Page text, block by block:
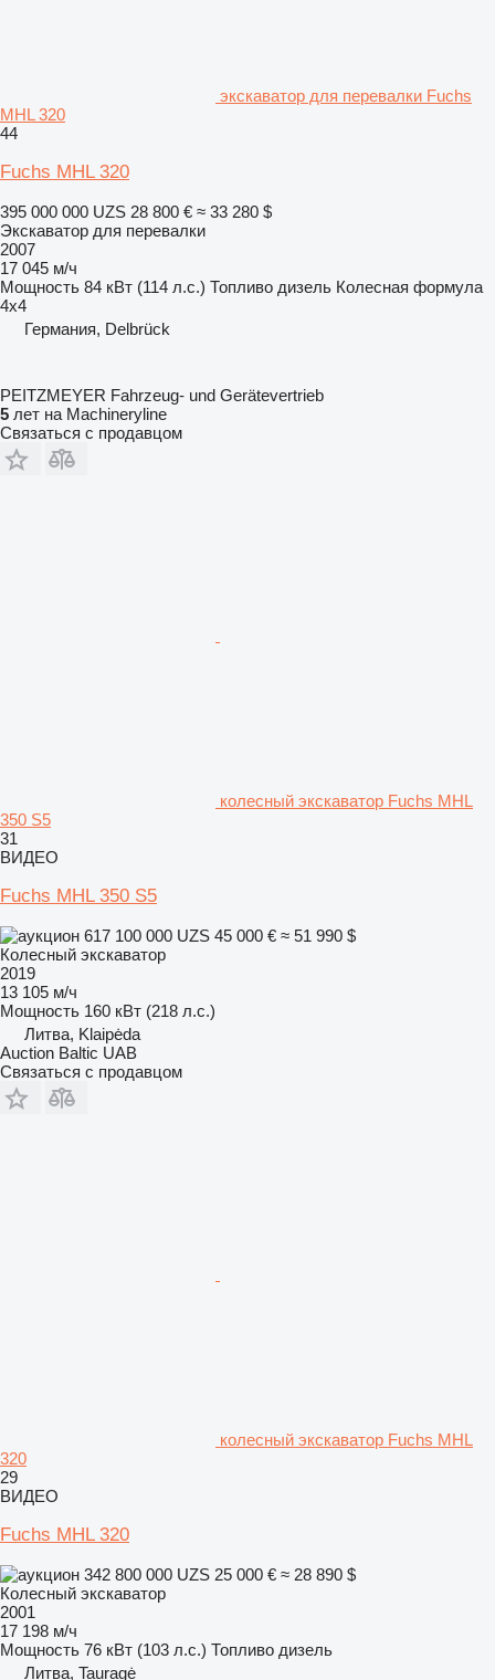
экскаватор для перевалки Fuchs
MHL 320
44
Fuchs MHL 320
395 000 000 UZS 28 800 € ≈ 33 280 $
Экскаватор для перевалки
2007
17 045 м/ч
Мощность 84 кВт (114 л.с.) Топливо дизель Колесная формула
4x4
Германия, Delbrück
PEITZMEYER Fahrzeug- und Gerätevertrieb
5 лет на Machineryline
Связаться с продавцом
колесный экскаватор Fuchs MHL
350 S5
31
ВИДЕО
Fuchs MHL 350 S5
617 100 000 UZS 45 000 € ≈ 51 990 $
Колесный экскаватор
2019
13 105 м/ч
Мощность 160 кВт (218 л.с.)
Литва, Klaipėda
Auction Baltic UAB
Связаться с продавцом
колесный экскаватор Fuchs MHL
320
29
ВИДЕО
Fuchs MHL 320
342 800 000 UZS 25 000 € ≈ 28 890 $
Колесный экскаватор
2001
17 198 м/ч
Мощность 76 кВт (103 л.с.) Топливо дизель
Литва, Tauragė